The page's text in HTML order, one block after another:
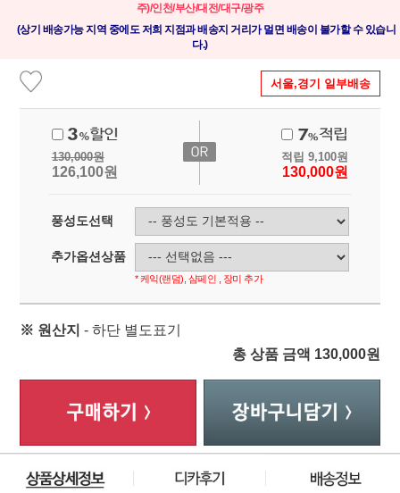
주)/인천/부산/대전/대구/광주
(상기 배송가능 지역 중에도 저희 지점과 배송지 거리가 멀면 배송이 불가할 수 있습니
다.)
서울,경기 일부배송
130,000원
126,100원
적립 9,100원
130,000원
풍성도선택
추가옵션상품
* 케익(랜덤), 샴페인 , 장미 추가
※ 원산지 - 하단 별도표기
총 상품 금액 130,000원